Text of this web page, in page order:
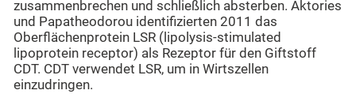
zusammenbrechen und schließlich absterben. Aktories
und Papatheodorou identifizierten 2011 das
Oberflächenprotein LSR (lipolysis-stimulated
lipoprotein receptor) als Rezeptor für den Giftstoff
CDT. CDT verwendet LSR, um in Wirtszellen
einzudringen.